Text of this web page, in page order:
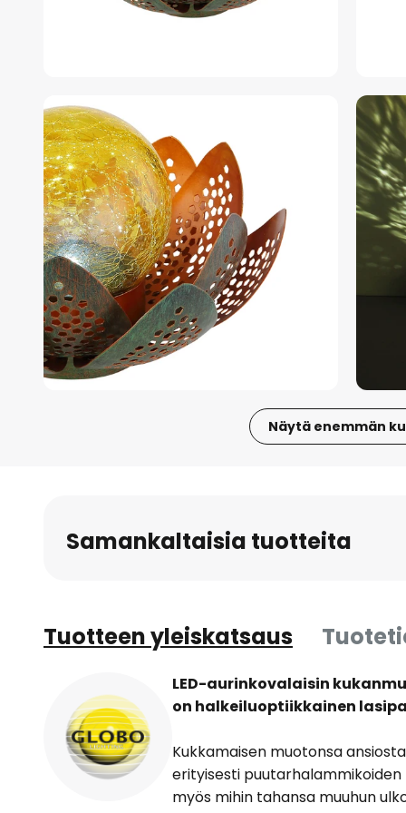
Näytä enemmän
Samankaltaisia tuotteita
Tuotteen yleiskatsaus
LED-aurinkovalaisin
on halkeiluoptiikkainen
Kukkamaisen muotonsa
erityisesti
myös mihin tahansa muuhun